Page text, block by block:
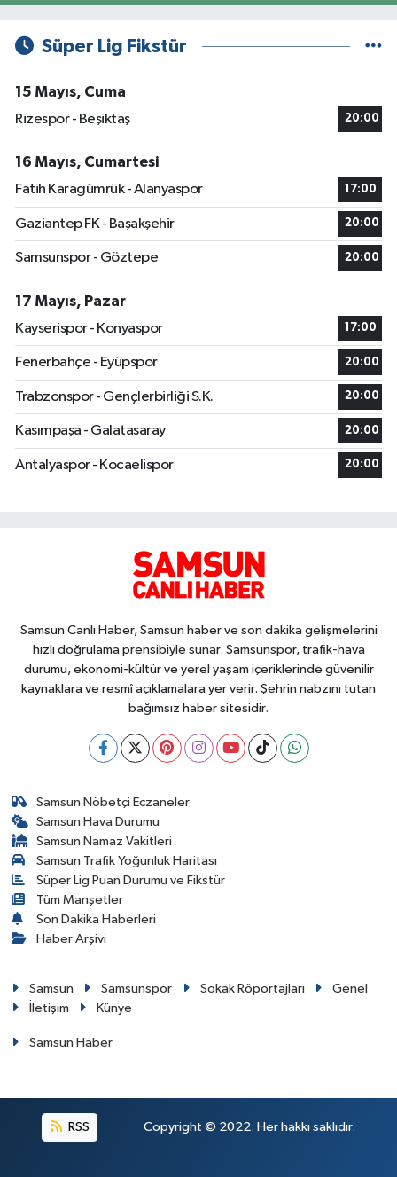
Süper Lig Fikstür
15 Mayıs, Cuma
Rizespor - Beşiktaş
20:00
16 Mayıs, Cumartesi
Fatih Karagümrük - Alanyaspor
17:00
Gaziantep FK - Başakşehir 20:00
Samsunspor - Göztepe 20:00
17 Mayıs, Pazar
Kayserispor - Konyaspor
17:00
Fenerbahçe - Eyüpspor 20:00
Trabzonspor - Gençlerbirliği S.K. 20:00
Kasımpaşa - Galatasaray 20:00
Antalyaspor - Kocaelispor 20:00
Samsun Canlı Haber, Samsun haber ve son dakika gelişmelerini
hızlı doğrulama prensibiyle sunar. Samsunspor, trafik-hava
durumu, ekonomi-kültür ve yerel yaşam içeriklerinde güvenilir
kaynaklara ve resmî açıklamalara yer verir. Şehrin nabzını tutan
bağımsız haber sitesidir.
Samsun Nöbetçi Eczaneler
Samsun Hava Durumu
Samsun Namaz Vakitleri
Samsun Trafik Yoğunluk Haritası
Süper Lig Puan Durumu ve Fikstür
Tüm Manşetler
Son Dakika Haberleri
Haber Arşivi
Samsun Samsunspor Sokak Röportajları
Genel
İletişim
Künye
Samsun Haber
RSS Copyright © 2022. Her hakkı saklıdır.